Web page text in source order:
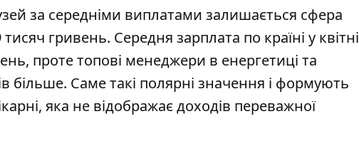
за середніми виплатами залишається сфера
гривень. Середня зарплата по країні у квітні
, проте топові менеджери в енергетиці та
більше. Саме такі полярні значення і формують
яка не відображає доходів переважної